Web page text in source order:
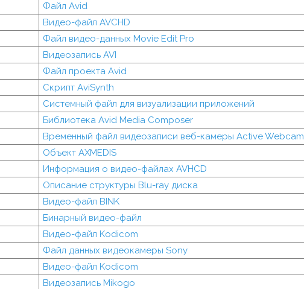
Файл Avid
Видео-файл AVCHD
Файл видео-данных Movie Edit Pro
Видеозапись AVI
Файл проекта Avid
Скрипт AviSynth
Системный файл для визуализации приложений
Библиотека Avid Media Composer
Временный файл видеозаписи веб-камеры Active Webcam
Объект AXMEDIS
Информация о видео-файлах AVHCD
Описание структуры Blu-ray диска
Видео-файл BINK
Бинарный видео-файл
Видео-файл Kodicom
Файл данных видеокамеры Sony
Видео-файл Kodicom
Видеозапись Mikogo